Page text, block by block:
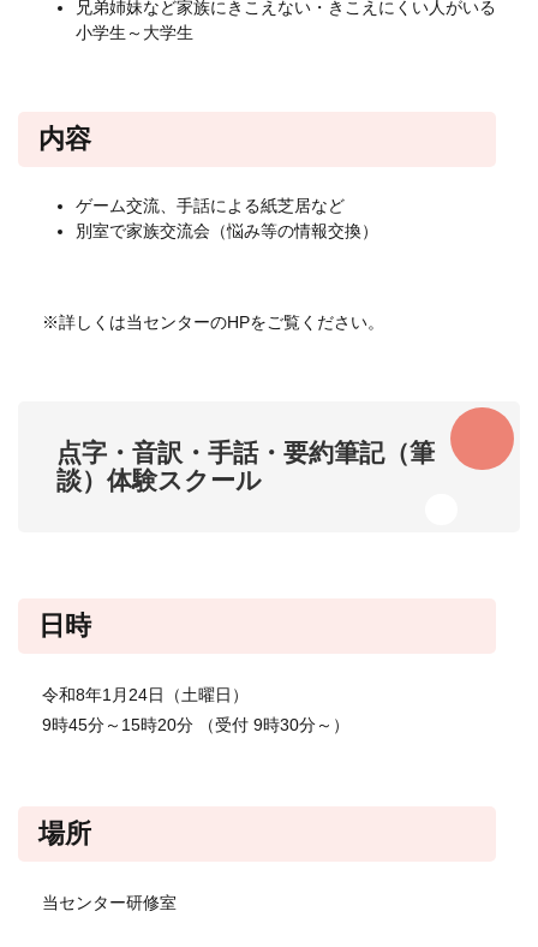
兄弟姉妹など家族にきこえない・きこえにくい人がいる
小学生～大学生
内容
ゲーム交流、手話による紙芝居など
別室で家族交流会（悩み等の情報交換）
※詳しくは当センターのHPをご覧ください。​
点字・音訳・手話・要約筆記（筆
談）体験スクール​
日時
令和8年1月24日（土曜日）
9時45分～15時20分 （受付 9時30分～）
場所
当センター研修室